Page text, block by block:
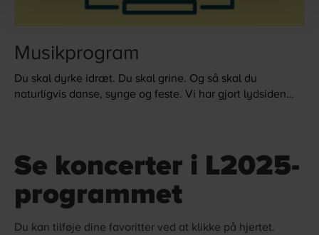
Musikprogram
Du skal dyrke idræt. Du skal grine. Og så skal du
naturligvis danse, synge og feste. Vi har gjort lydsiden
venner under armen.
Se koncerter i L2025-
programmet
Du kan tilføje dine favoritter ved at klikke på hjertet.